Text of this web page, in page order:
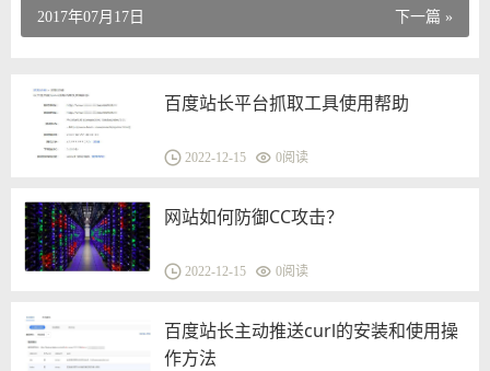
2017年07月17日 下一篇 »
百度站长平台抓取工具使用帮助
2022-12-15 0阅读
网站如何防御CC攻击？
2022-12-15 0阅读
百度站长主动推送curl的安装和使用操
作方法